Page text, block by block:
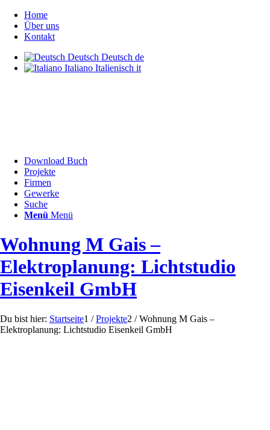
Home
Über uns
Kontakt
Deutsch Deutsch de
Italiano Italienisch it
Download Buch
Projekte
Firmen
Gewerke
Suche
Menü Menü
Wohnung M Gais –
Elektroplanung: Lichtstudio
Eisenkeil GmbH
Du bist hier: Startseite1 / Projekte2 / Wohnung M Gais –
Elektroplanung: Lichtstudio Eisenkeil GmbH